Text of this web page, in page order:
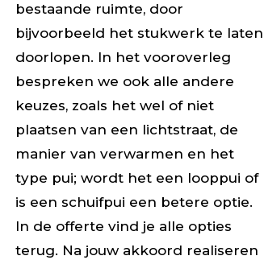
bestaande ruimte, door
bijvoorbeeld het stukwerk te laten
doorlopen. In het vooroverleg
bespreken we ook alle andere
keuzes, zoals het wel of niet
plaatsen van een lichtstraat, de
manier van verwarmen en het
type pui; wordt het een looppui of
is een schuifpui een betere optie.
In de offerte vind je alle opties
terug. Na jouw akkoord realiseren